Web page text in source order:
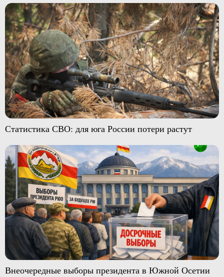
Статистика СВО: для юга России потери растут
Внеочередные выборы президента в Южной Осетии